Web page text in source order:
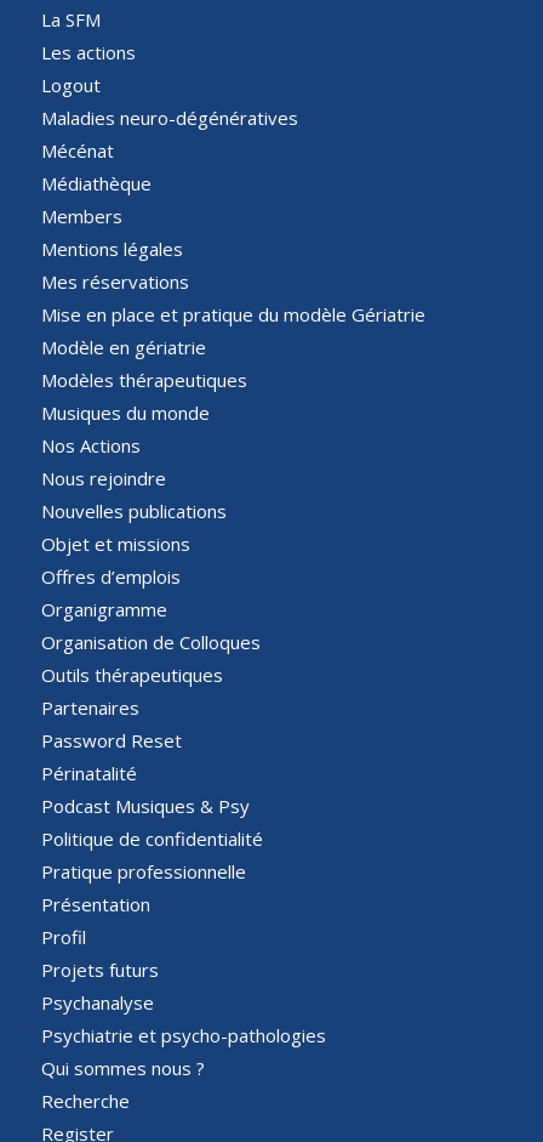
La SFM
Les actions
Logout
Maladies neuro-dégénératives
Mécénat
Médiathèque
Members
Mentions légales
Mes réservations
Mise en place et pratique du modèle Gériatrie
Modèle en gériatrie
Modèles thérapeutiques
Musiques du monde
Nos Actions
Nous rejoindre
Nouvelles publications
Objet et missions
Offres d’emplois
Organigramme
Organisation de Colloques
Outils thérapeutiques
Partenaires
Password Reset
Périnatalité
Podcast Musiques & Psy
Politique de confidentialité
Pratique professionnelle
Présentation
Profil
Projets futurs
Psychanalyse
Psychiatrie et psycho-pathologies
Qui sommes nous ?
Recherche
Register